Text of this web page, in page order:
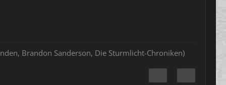
Brandon Sanderson, Die Sturmlicht-Chroniken)